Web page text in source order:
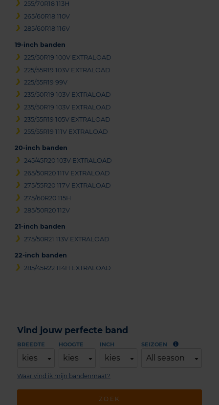
255/70R18 113H
265/60R18 110V
285/60R18 116V
19-inch banden
225/50R19 100V EXTRALOAD
225/55R19 103V EXTRALOAD
225/55R19 99V
235/50R19 103V EXTRALOAD
235/50R19 103V EXTRALOAD
235/55R19 105V EXTRALOAD
255/55R19 111V EXTRALOAD
20-inch banden
245/45R20 103V EXTRALOAD
265/50R20 111V EXTRALOAD
275/55R20 117V EXTRALOAD
275/60R20 115H
285/50R20 112V
21-inch banden
275/50R21 113V EXTRALOAD
22-inch banden
285/45R22 114H EXTRALOAD
Vind jouw perfecte band
BREEDTE
kies
HOOGTE
kies
INCH
kies
SEIZOEN
All season
ZOEK
Waar vind ik mijn bandenmaat?